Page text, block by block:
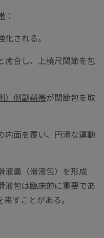
：
される。
癒合し、上橈尺関節を包
）側副靱帯が関節包を取
内面を覆い、円滑な運動
液嚢（滑液包）を形成
液包は臨床的に重要であ
すことがある。